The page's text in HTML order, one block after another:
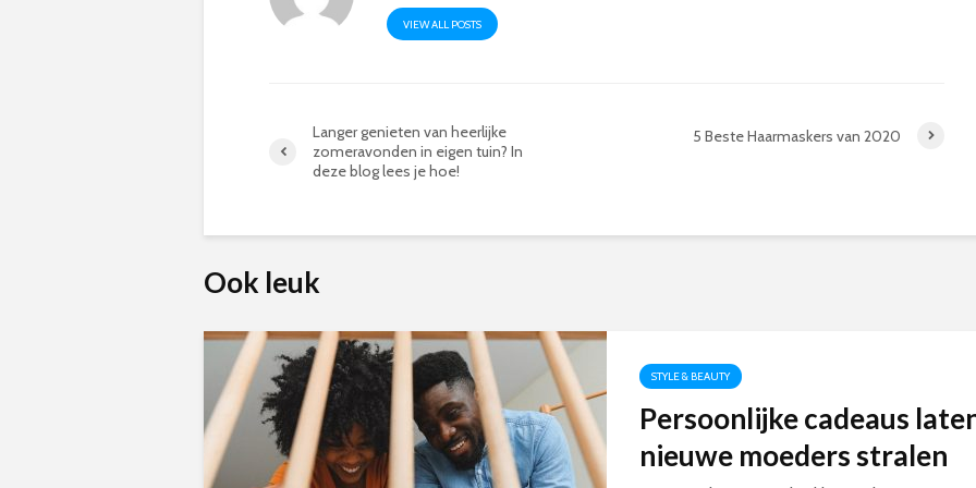
VIEW ALL POSTS
Langer genieten van heerlijke
zomeravonden in eigen tuin? In
deze blog lees je hoe!
5 Beste Haarmaskers van 2020
Ook leuk
STYLE & BEAUTY
Persoonlijke cadeaus
nieuwe moeders stralen